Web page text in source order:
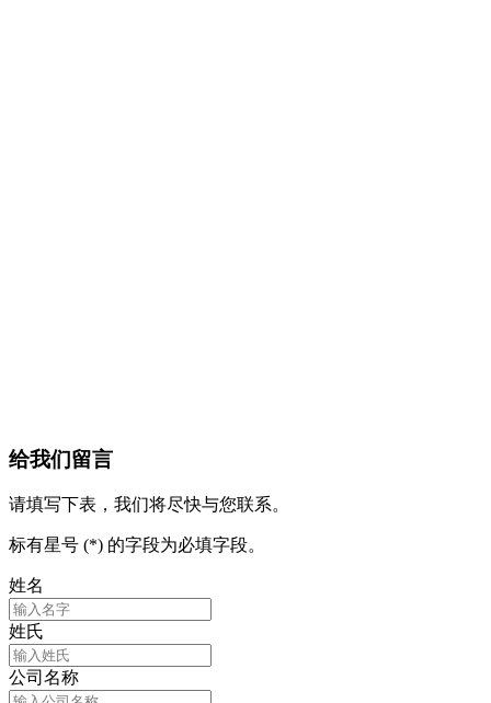
给我们留言
请填写下表，我们将尽快与您联系。
标有星号 (*) 的字段为必填字段。
姓名
姓氏
公司名称